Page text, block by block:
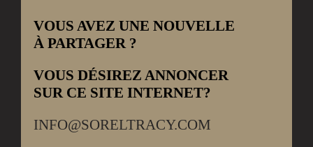
VOUS AVEZ UNE NOUVELLE
À PARTAGER ?
VOUS DÉSIREZ ANNONCER
SUR CE SITE INTERNET?
INFO@SORELTRACY.COM